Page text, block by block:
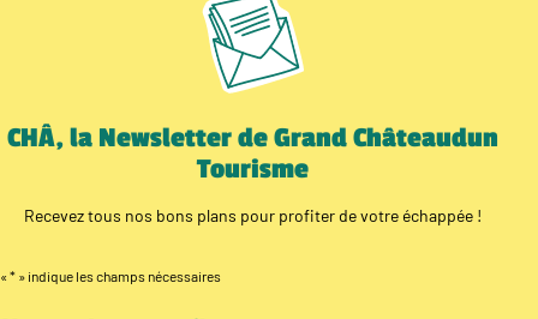
CHÂ, la Newsletter de Grand Châteaudun
Tourisme
Recevez tous nos bons plans pour profiter de votre échappée !
« * » indique les champs nécessaires